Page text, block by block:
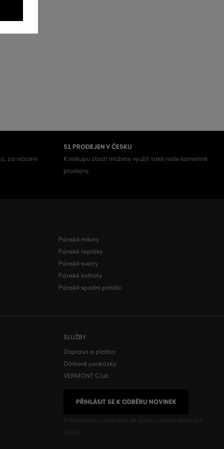
za vrácení
51 PRODEJEN V ČESKU
K nákupu zboží můžete využít také naše kamenné
prodejny.
Pánské mikiny
Pánské tepláky
Pánské svetry
Pánské kalhoty
Pánské spodní prádlo
SLUŽBY
Doprava a platba
Dárkové poukázky
VERMONT Club
PŘIHLÁSIT SE K ODBĚRU NOVINEK
Přihlášením souhlasíte se zpracováním osobních
údajů.